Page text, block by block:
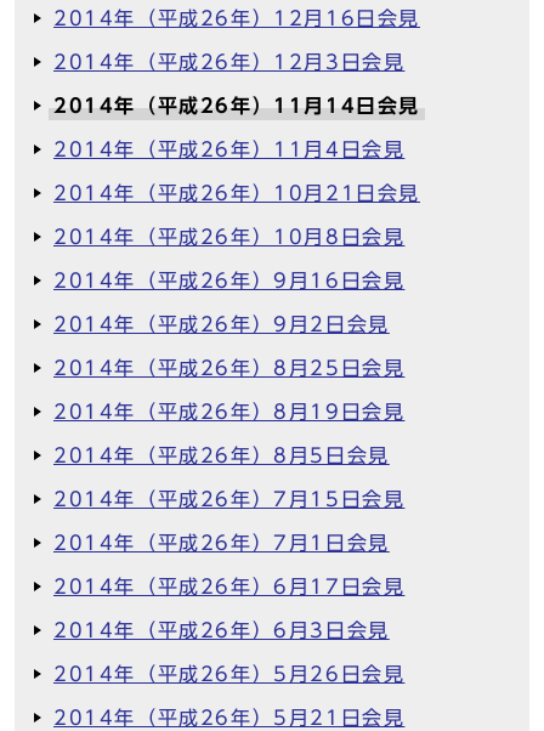
2014年（平成26年）12月16日会見
2014年（平成26年）12月3日会見
2014年（平成26年）11月14日会見
2014年（平成26年）11月4日会見
2014年（平成26年）10月21日会見
2014年（平成26年）10月8日会見
2014年（平成26年）9月16日会見
2014年（平成26年）9月2日会見
2014年（平成26年）8月25日会見
2014年（平成26年）8月19日会見
2014年（平成26年）8月5日会見
2014年（平成26年）7月15日会見
2014年（平成26年）7月1日会見
2014年（平成26年）6月17日会見
2014年（平成26年）6月3日会見
2014年（平成26年）5月26日会見
2014年（平成26年）5月21日会見